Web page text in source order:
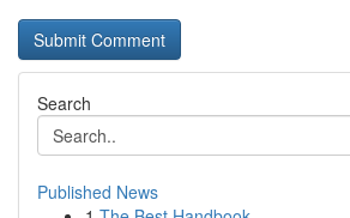
Search
Published News